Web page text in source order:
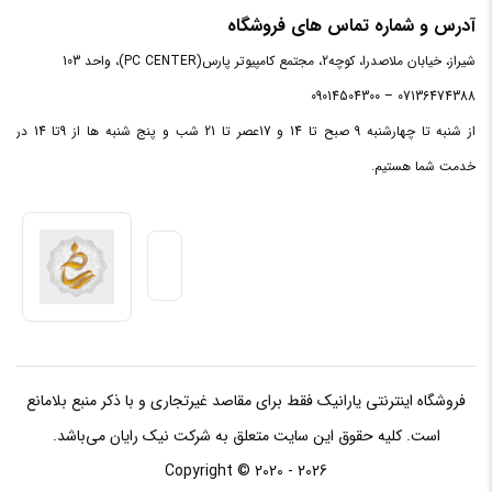
قابلیت
برنامه
کیبورد
دارد
آدرس و شماره تماس های فروشگاه
شیراز، خیابان ملاصدرا، کوچه2، مجتمع کامپیوتر پارس(PC CENTER)، واحد 103
07136474388 – 09014504300
از شنبه تا چهارشنبه 9 صبح تا 14 و 17عصر تا 21 شب و پنج شنبه ها از 9تا 14 در
خدمت شما هستیم.
فروشگاه اینترنتی یارانیک فقط برای مقاصد غیرتجاری و با ذکر منبع بلامانع
است. کلیه حقوق این سایت متعلق به شرکت نیک رایان می‌باشد.
Copyright © 2020 - 2026